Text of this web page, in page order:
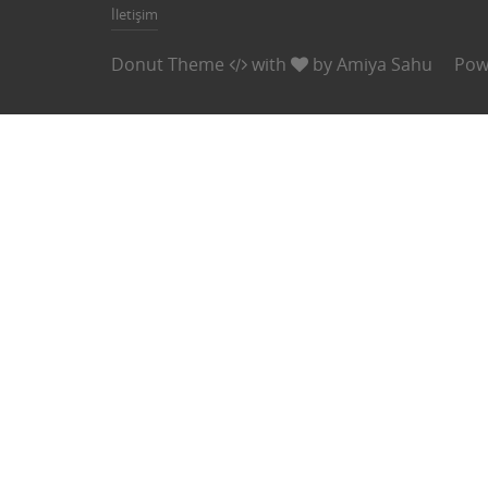
İletişim
Donut Theme with byAmiya Sahu